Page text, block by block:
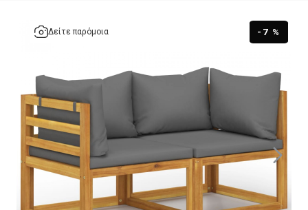
-7 %
Δείτε παρόμοια